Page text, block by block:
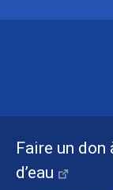
Faire un
d’eau